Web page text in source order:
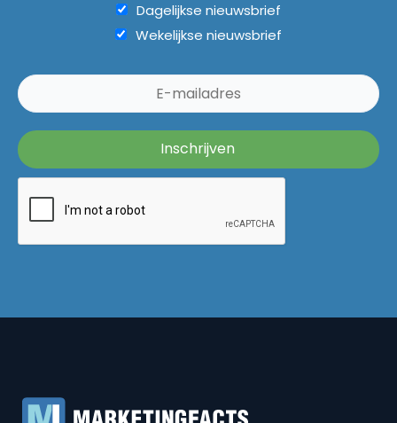
Dagelijkse nieuwsbrief
Wekelijkse nieuwsbrief